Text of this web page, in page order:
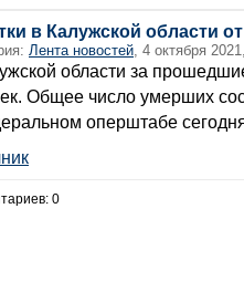
в Калужской области
Лента новостей, 4 октября
области за
Общее число умерших
оперштабе
0